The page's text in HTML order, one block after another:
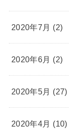
2020年7月 (2)
2020年6月 (2)
2020年5月 (27)
2020年4月 (10)